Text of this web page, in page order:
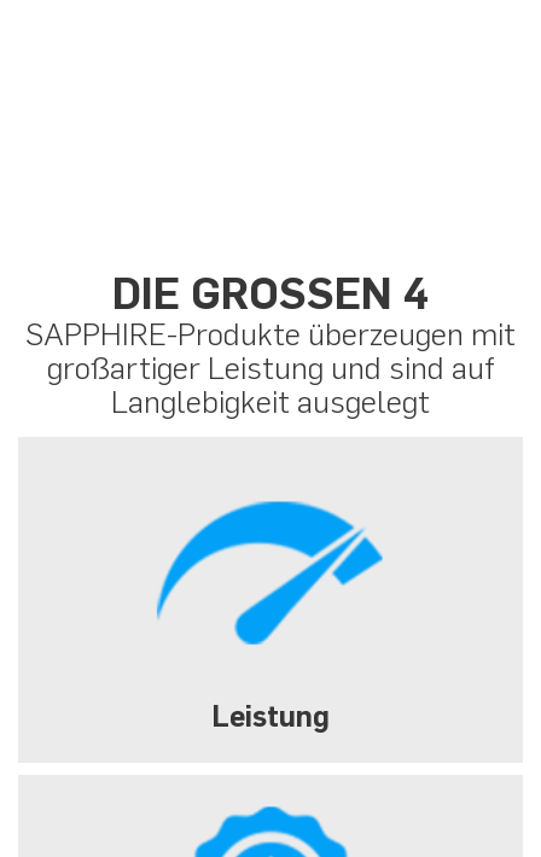
DIE GROSSEN 4
SAPPHIRE-Produkte überzeugen mit
großartiger Leistung und sind auf
Langlebigkeit ausgelegt
Leistung